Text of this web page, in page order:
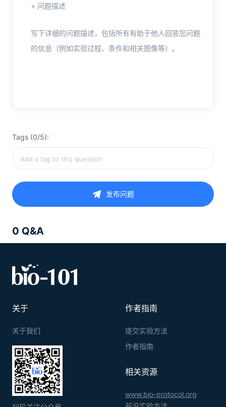
+ 问题描述
写下详细的问题描述，包括所有有助于他人回答您问题
的信息（例如实验过程、条件和相关图像等）。
Tags (0/5):
发布问题
0 Q&A
关于
关于我们
作者指南
提交实验方法
作者指南
相关资源
www.bio-protocol.org